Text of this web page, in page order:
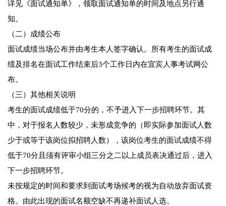
详见《面试通知单》，领取面试通知单的时间及地点另行通
知。
（二）成绩公布
面试成绩当场公布并由考生本人签字确认。所有考生的面试成
绩及排名在面试工作结束后3个工作日内在宜宾人事考试网公
布。
（三）其他相关说明
考生的面试成绩低于70分的，不予进入下一步招聘环节。其
中，对于报名人数较少，未形成竞争的（即实际参加面试人数
少于或等于该岗位拟招聘人数），该岗位考生的面试成绩不得
低于70分且须有评审小组三分之二以上成员表决通过后，进入
下一步招聘环节。
未按规定的时间和要求到面试考场候考的视为自动放弃面试资
格。由此出现的面试名额空缺不再递补面试人选。